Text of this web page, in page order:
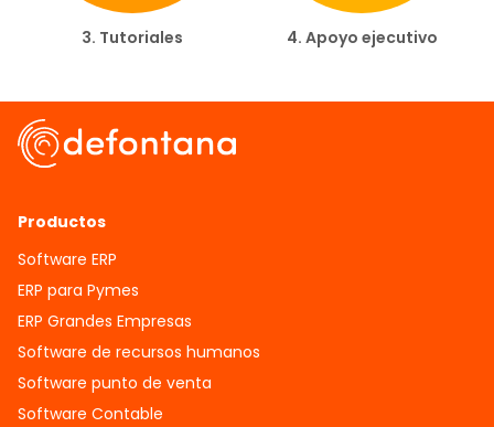
3. Tutoriales 4. Apoyo ejecutivo
Productos
Software ERP
ERP para Pymes
ERP Grandes Empresas
Software de recursos humanos
Software punto de venta
Software Contable